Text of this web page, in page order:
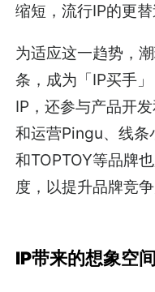
缩短，流行IP的更替
为适应这一趋势，
条，成为「IP买手
IP，还参与产品开
和运营Pingu、线
和TOPTOY等品牌
度，以提升品牌竞争
IP带来的想象空间